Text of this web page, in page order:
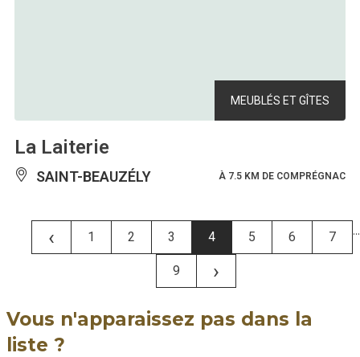
MEUBLÉS ET GÎTES
La Laiterie
SAINT-BEAUZÉLY À 7.5 KM DE COMPRÉGNAC
‹ 1 2 3 4 5 6 7 ...
9 ›
Vous n'apparaissez pas dans la
liste ?